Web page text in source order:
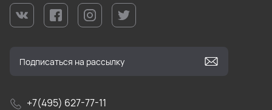
+7(495) 627-77-11